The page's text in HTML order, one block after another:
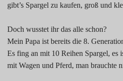
gibt’s Spargel zu kaufen, groß und
Doch wusstet ihr das alle schon?
Mein Papa ist bereits die 8.
Es fing an mit 10 Reihen Spargel, es
mit Wagen und Pferd, man brauchte